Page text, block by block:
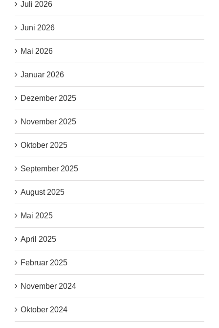
Juli 2026
Juni 2026
Mai 2026
Januar 2026
Dezember 2025
November 2025
Oktober 2025
September 2025
August 2025
Mai 2025
April 2025
Februar 2025
November 2024
Oktober 2024